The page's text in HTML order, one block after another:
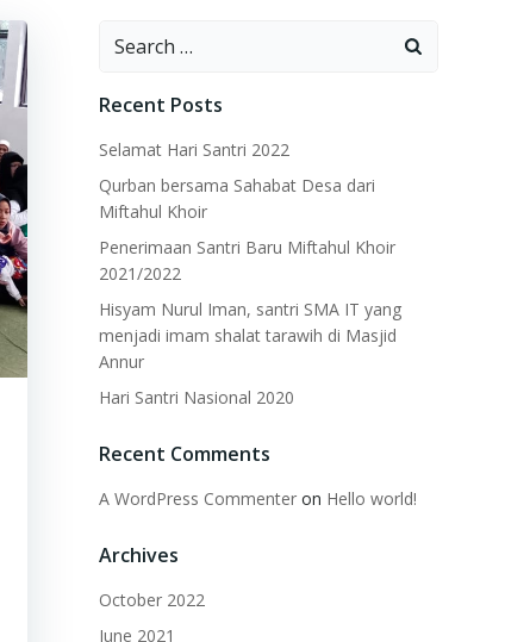
Search
Recent Posts
Selamat Hari Santri 2022
Qurban bersama Sahabat Desa dari
Miftahul Khoir
Penerimaan Santri Baru Miftahul Khoir
2021/2022
Hisyam Nurul Iman, santri SMA IT yang
menjadi imam shalat tarawih di Masjid
Annur
Hari Santri Nasional 2020
Recent Comments
A WordPress Commenteron Hello world!
Archives
October 2022
June 2021